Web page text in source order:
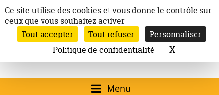
au
contenu
Ville de
Launaguet
Site officiel de la
Mairie de
Launaguet (31140)
Inscription à la newsletter
Email:
Rechercher
Menu
Panneau de gestion des cookies
Ce site utilise des cookies et vous donne le contrôle sur
ceux que vous souhaitez activer
Tout accepter
Tout refuser
Personnaliser
Politique de confidentialité
XMasquer